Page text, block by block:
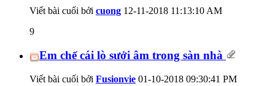
Viết bài cuối bởi cuong 12-11-2018 11:13:10 AM
9
Em chế cái lò sưởi âm trong sàn nhà
Viết bài cuối bởi Fusionvie 01-10-2018 09:30:41 PM